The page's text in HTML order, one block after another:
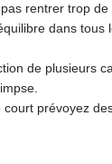
rentrer trop
dans tous
de plusieurs
prévoyez